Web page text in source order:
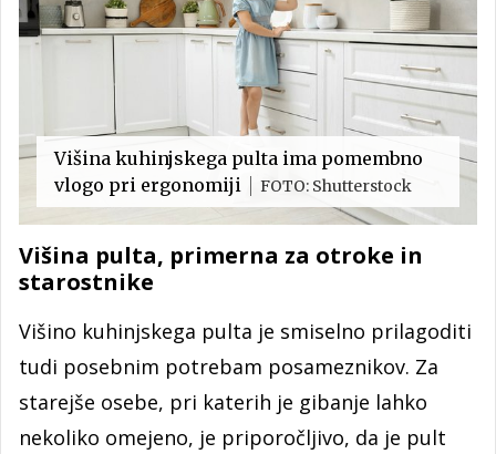
Višina kuhinjskega pulta ima pomembno
vlogo pri ergonomiji
FOTO: Shutterstock
Višina pulta, primerna za otroke in
starostnike
Višino kuhinjskega pulta je smiselno prilagoditi
tudi posebnim potrebam posameznikov. Za
starejše osebe, pri katerih je gibanje lahko
nekoliko omejeno, je priporočljivo, da je pult